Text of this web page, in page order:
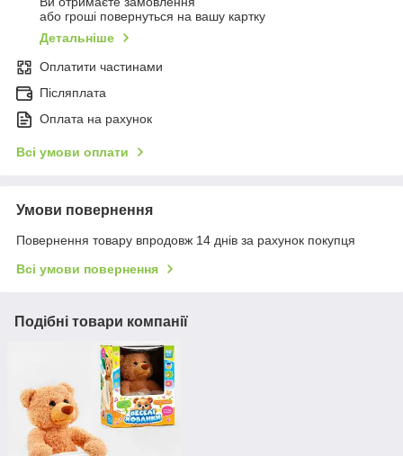
або гроші повернуться на вашу картку
Детальніше
Оплатити частинами
Післяплата
Оплата на рахунок
Всі умови оплати
Умови повернення
Повернення товару впродовж 14 днів за рахунок покупця
Всі умови повернення
Подібні товари компанії